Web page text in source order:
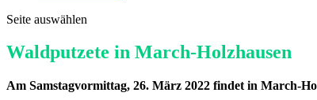
Seite auswählen
Waldputzete in March-Holzhausen
Am Samstagvormittag, 26. März 2022 findet in March-